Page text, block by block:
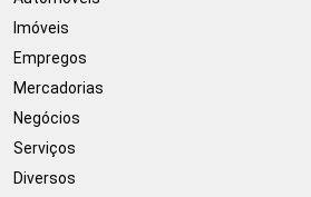
Imóveis
Empregos
Mercadorias
Negócios
Serviços
Diversos